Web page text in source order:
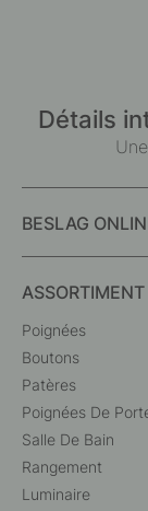
Détails
BESLAG
ASSORTIMENT
Poignées
Boutons
Patères
Poignées De
Salle De Bain
Rangement
Luminaire